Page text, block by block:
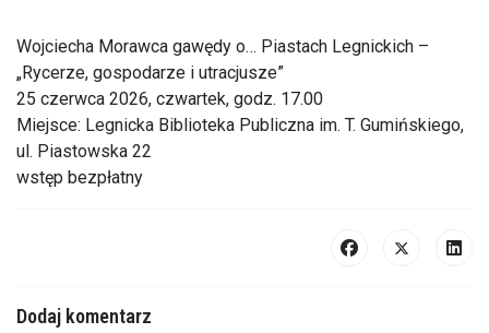
Wojciecha Morawca gawędy o… Piastach Legnickich –
„Rycerze, gospodarze i utracjusze”
25 czerwca 2026, czwartek, godz. 17.00
Miejsce: Legnicka Biblioteka Publiczna im. T. Gumińskiego,
ul. Piastowska 22
wstęp bezpłatny
Dodaj komentarz